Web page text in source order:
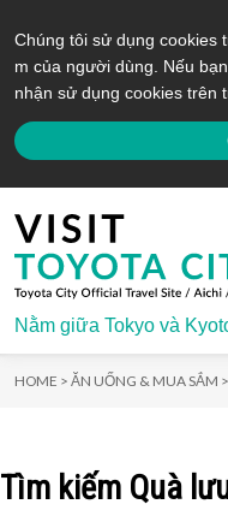
Chúng tôi sử dụng cookies
m của người dùng. Nếu
nhận sử dụng cookies trên
Nằm giữa Tokyo và
HOME > ĂN UỐNG & MUA SẮM >
Tìm kiếm Quà